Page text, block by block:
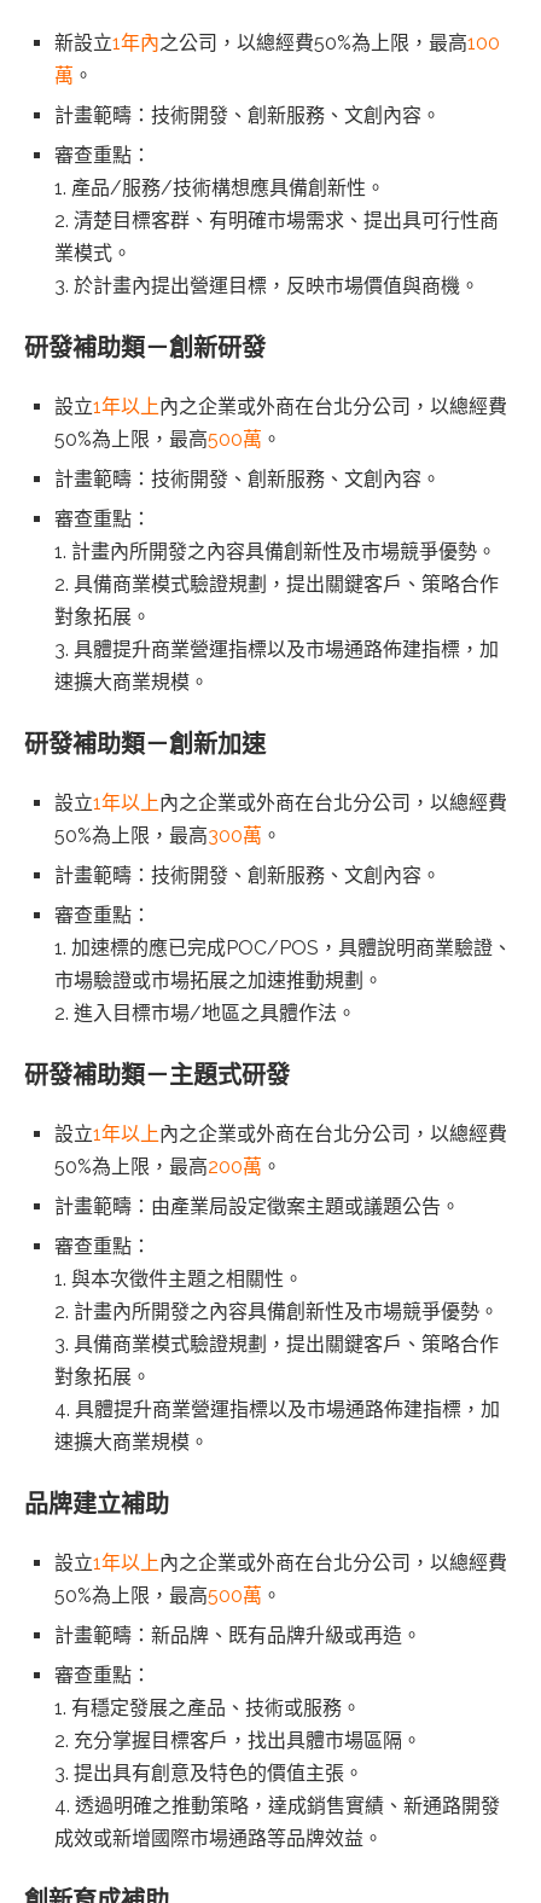
新設立1年內之公司，以總經費50%為上限，最高100
萬 。
計畫範疇：技術開發、創新服務、文創內容。
審查重點：
1. 產品/服務/技術構想應具備創新性。
2. 清楚目標客群、有明確市場需求、提出具可行性商
業模式。
3. 於計畫內提出營運目標，反映市場價值與商機。
研發補助類－創新研發
設立1年以上內之企業或外商在台北分公司，以總經費
50%為上限，最高500萬 。
計畫範疇：技術開發、創新服務、文創內容。
審查重點：
1. 計畫內所開發之內容具備創新性及市場競爭優勢。
2. 具備商業模式驗證規劃，提出關鍵客戶、策略合作
對象拓展。
3. 具體提升商業營運指標以及市場通路佈建指標，加
速擴大商業規模。
研發補助類－創新加速
設立1年以上內之企業或外商在台北分公司，以總經費
50%為上限，最高300萬 。
計畫範疇：技術開發、創新服務、文創內容。
審查重點：
1. 加速標的應已完成POC/POS，具體說明商業驗證、
市場驗證或市場拓展之加速推動規劃。
2. 進入目標市場/地區之具體作法。
研發補助類－主題式研發
設立1年以上內之企業或外商在台北分公司，以總經費
50%為上限，最高200萬 。
計畫範疇：由產業局設定徵案主題或議題公告。
審查重點：
1. 與本次徵件主題之相關性。
2. 計畫內所開發之內容具備創新性及市場競爭優勢。
3. 具備商業模式驗證規劃，提出關鍵客戶、策略合作
對象拓展。
4. 具體提升商業營運指標以及市場通路佈建指標，加
速擴大商業規模。
品牌建立補助
設立1年以上內之企業或外商在台北分公司，以總經費
50%為上限，最高500萬 。
計畫範疇：新品牌、既有品牌升級或再造。
審查重點：
1. 有穩定發展之產品、技術或服務。
2. 充分掌握目標客戶，找出具體市場區隔。
3. 提出具有創意及特色的價值主張。
4. 透過明確之推動策略，達成銷售實績、新通路開發
成效或新增國際市場通路等品牌效益。